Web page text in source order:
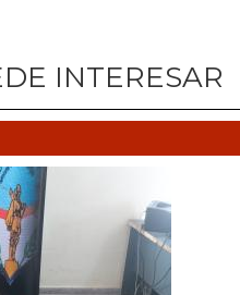
INTERESAR